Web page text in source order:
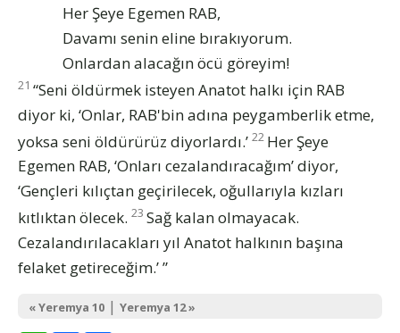
Her Şeye Egemen RAB,
Davamı senin eline bırakıyorum.
Onlardan alacağın öcü göreyim!
21 “Seni öldürmek isteyen Anatot halkı için RAB
diyor ki, ‘Onlar, RAB'bin adına peygamberlik etme,
yoksa seni öldürürüz diyorlardı.’ 22 Her Şeye
Egemen RAB, ‘Onları cezalandıracağım’ diyor,
‘Gençleri kılıçtan geçirilecek, oğullarıyla kızları
kıtlıktan ölecek. 23 Sağ kalan olmayacak.
Cezalandırılacakları yıl Anatot halkının başına
felaket getireceğim.’ ”
« Yeremya 10 | Yeremya 12 »